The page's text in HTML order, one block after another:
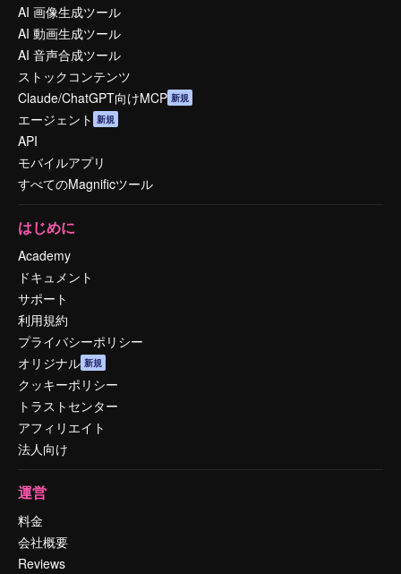
AI 画像生成ツール
AI 動画生成ツール
AI 音声合成ツール
ストックコンテンツ
Claude/ChatGPT向けMCP 新規
エージェント 新規
API
モバイルアプリ
すべてのMagnificツール
はじめに
Academy
ドキュメント
サポート
利用規約
プライバシーポリシー
オリジナル 新規
クッキーポリシー
トラストセンター
アフィリエイト
法人向け
運営
料金
会社概要
Reviews